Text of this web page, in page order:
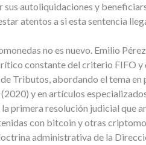
autoliquidaciones y
atentos a si esta sentencia
no es nuevo. Emilio
constante del criterio FIFO y
Tributos, abordando el tema en
y en artículos
la primera resolución judicial que
con bitcoin y otras
administrativa de la